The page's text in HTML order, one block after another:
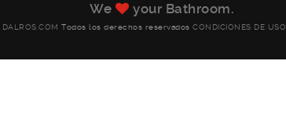
We your Bathroom.
DALROS.COM Todos los derechos reservadosCONDICIONES DE USO